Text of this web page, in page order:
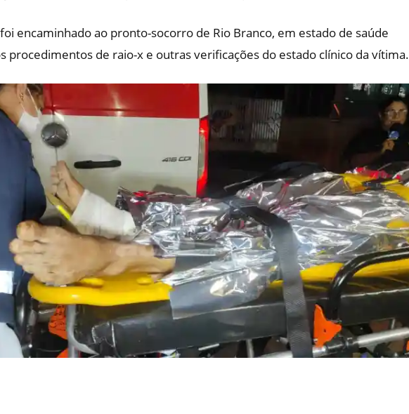
encaminhado ao pronto-socorro de Rio Branco, em estado de saúde
procedimentos de raio-x e outras verificações do estado clínico da vítima.